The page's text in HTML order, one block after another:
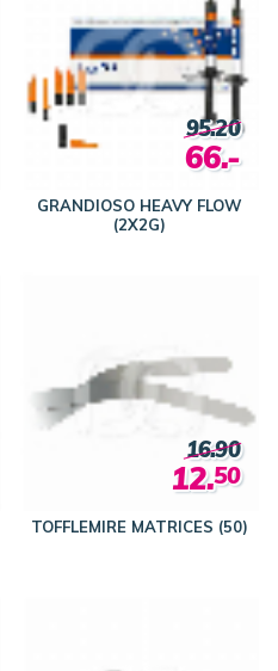
GRANDIOSO HEAVY FLOW
(2X2G)
95.20
66.-
TOFFLEMIRE MATRICES (50)
16.90
12.50